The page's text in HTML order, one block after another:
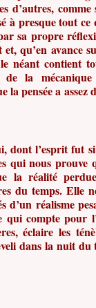
d’autres,
à presque tout ce
sa propre
qu’en avance
néant contient
la
la pensée a
dont l’esprit fut
qui nous prouve
la réalité
du temps. Elle
d’un réalisme
compte pour
éclaire les
dans la nuit du